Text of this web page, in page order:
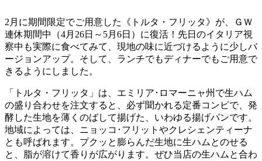
2月に期間限定でご用意した《トルタ・フリッタ》が、ＧＷ
連休期間中（4月26日～5月6日）に復活！先日のイタリア視
察中も実際に食べてみて、現地の味に近づけるように少しバ
ージョンアップ。そして、ランチでもディナーでもご用意で
きるようにしました。
「トルタ・フリッタ」は、エミリア･ロマーニャ州で生ハム
の盛り合わせを注文すると、必ず聞かれる定番コンビで、発
酵した生地を薄くのばして揚げた、いわゆる揚げパンです。
地域によっては、ニョッコ･フリットやクレシェンティーナ
とも呼ばれます。プクッと膨らんだ生地に生ハムとのせる
と、脂が溶けて香りが広がります。ぜひ当店の生ハムと合わ